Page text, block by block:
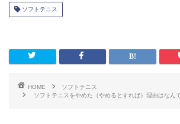
ソフトテニス
HOME
ソフトテニス
ソフトテニスをやめた（やめるとすれば）理由はなん